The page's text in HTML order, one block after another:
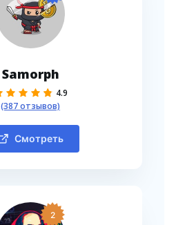
Samorph
4.9
(387 отзывов)
Смотреть
2